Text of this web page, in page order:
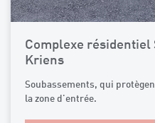
Complexe résidentiel
Kriens
Soubassements, qui
la zone d'entrée.